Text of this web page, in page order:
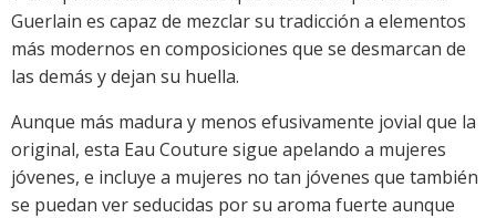
Guerlain es capaz de mezclar su tradicción a elementos
más modernos en composiciones que se desmarcan de
las demás y dejan su huella.
Aunque más madura y menos efusivamente jovial que la
original, esta Eau Couture sigue apelando a mujeres
jóvenes, e incluye a mujeres no tan jóvenes que también
se puedan ver seducidas por su aroma fuerte aunque